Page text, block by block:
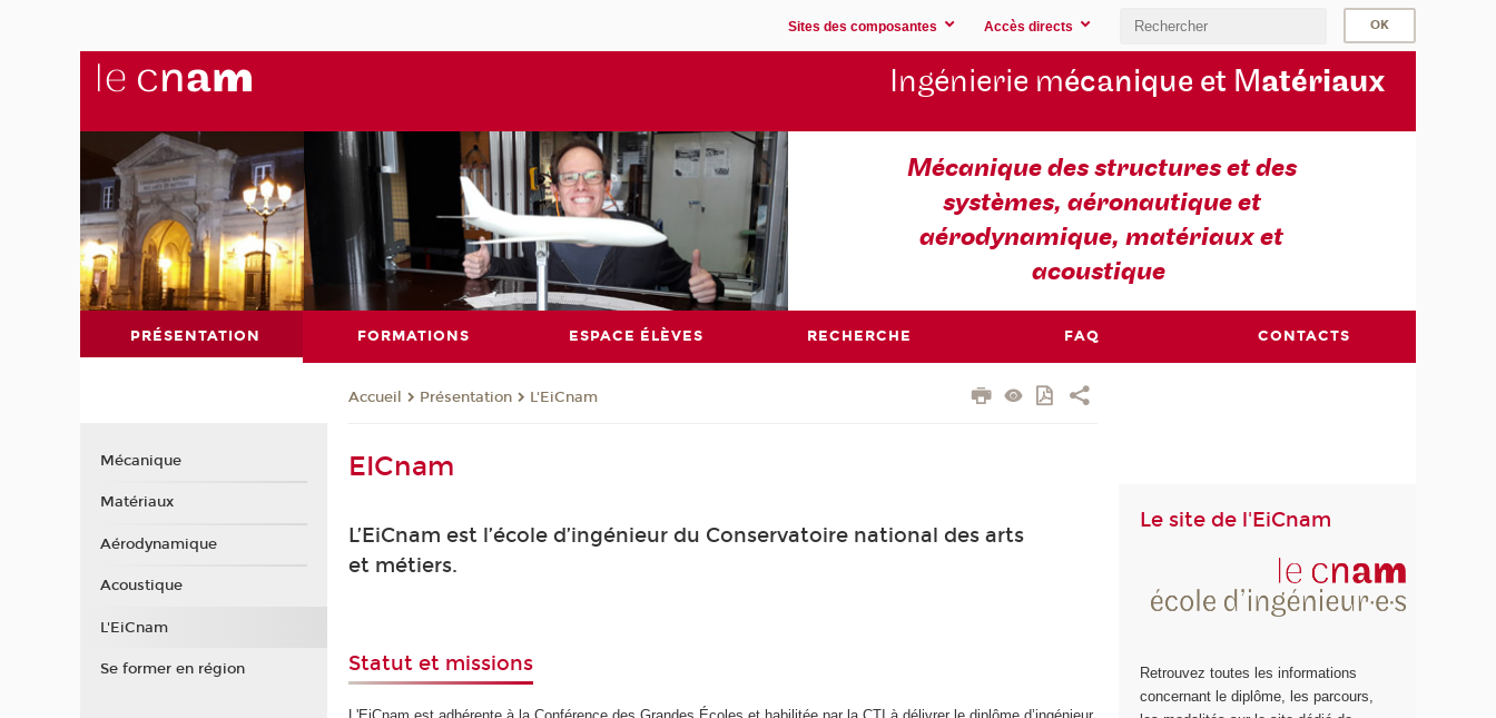
Sites des composantes Accès directs
Ingénierie mécanique et Matériaux
Mécanique des structures et des
systèmes, aéronautique et
aérodynamique, matériaux et
acoustique
PRÉSENTATION FORMATIONS ESPACE ÉLÈVES RECHERCHE FAQ CONTACTS
Accueil Présentation L'EiCnam
EICnam
L’EiCnam est l’école d’ingénieur du Conservatoire national des arts
et métiers.
Statut et missions
Le site de l'EiCnam
Retrouvez toutes les informations
concernant le diplôme, les parcours,
Mécanique
Matériaux
Aérodynamique
Acoustique
L'EiCnam
Se former en région